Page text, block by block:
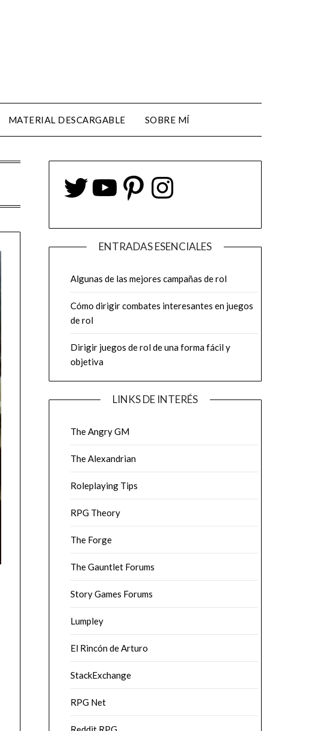
MATERIAL DESCARGABLE SOBRE MÍ
ENTRADAS ESENCIALES
Algunas de las mejores campañas de rol
Cómo dirigir combates interesantes en juegos
de rol
Dirigir juegos de rol de una forma fácil y
objetiva
LINKS DE INTERÉS
The Angry GM
The Alexandrian
Roleplaying Tips
RPG Theory
The Forge
The Gauntlet Forums
Story Games Forums
Lumpley
El Rincón de Arturo
StackExchange
RPG Net